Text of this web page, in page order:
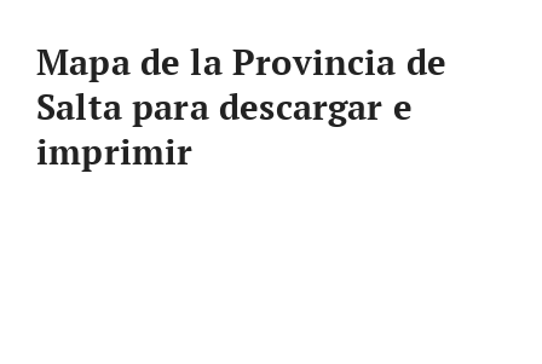
Mapa de la Provincia de
Salta para descargar e
imprimir